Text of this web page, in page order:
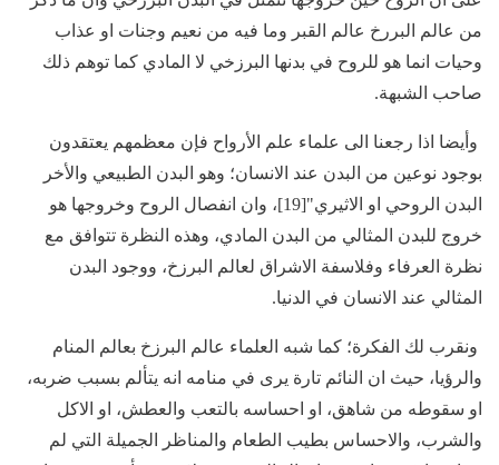
من عالم البررخ عالم القبر وما فيه من نعيم وجنات او عذاب
وحيات انما هو للروح في بدنها البرزخي لا المادي كما توهم ذلك
صاحب الشبهة.
وأيضا اذا رجعنا الى علماء علم الأرواح فإن معظمهم يعتقدون
بوجود نوعين من البدن عند الانسان؛ وهو البدن الطبيعي والأخر
البدن الروحي او الاثيري"[19]، وان انفصال الروح وخروجها هو
خروج للبدن المثالي من البدن المادي، وهذه النظرة تتوافق مع
نظرة العرفاء وفلاسفة الاشراق لعالم البرزخ، ووجود البدن
المثالي عند الانسان في الدنيا.
ونقرب لك الفكرة؛ كما شبه العلماء عالم البرزخ بعالم المنام
والرؤيا، حيث ان النائم تارة يرى في منامه انه يتألم بسبب ضربه،
او سقوطه من شاهق، او احساسه بالتعب والعطش، او الاكل
والشرب، والاحساس بطيب الطعام والمناظر الجميلة التي لم